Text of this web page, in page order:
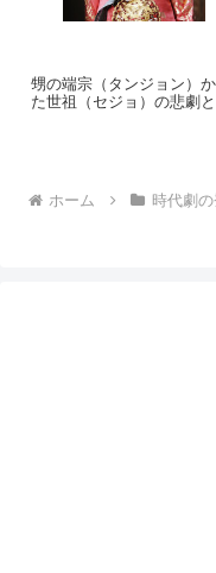
甥の端宗（タンジョン）
た世祖（セジョ）の悲劇
ホーム 時代劇